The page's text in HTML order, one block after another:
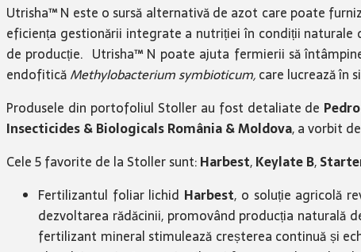
Utrisha™ N este o sursă alternativă de azot care poate
eficiența gestionării integrate a nutriției în condiții
de producție. Utrisha™ N poate ajuta fermierii să
endofiticăMethylobacterium symbioticum,care lucrează în
Produsele din portofoliul Stoller au fost detaliate de
Insecticides & Biologicals România & Moldova, a vorbit
Cele 5 favorite de la Stoller sunt:Harbest,Keylate B,
Fertilizantul foliar lichid Harbest, o soluție agricolă
dezvoltarea rădăcinii, promovând producția naturală
fertilizant mineral stimulează creșterea continuă și